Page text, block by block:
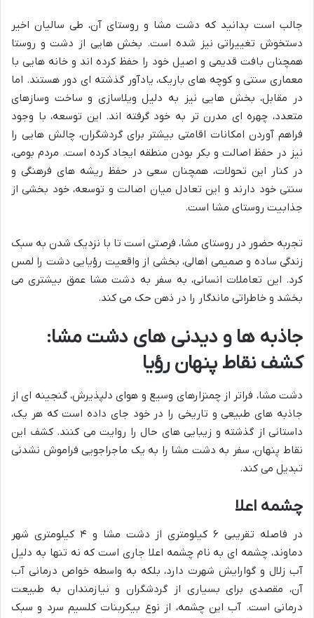
جالب است بدانید که دشت مشا و روستای آن، طی سالیان اخیر
دستخوش تغییراتی نیز شده است. بخش هایی از دشت و روستا
همچنان بافت قدیمی و اصیل خود را حفظ کرده اند و خانه هایی با
معماری سنتی و کوچه های باریک، یادآور گذشته ای دور هستند. اما
در مقابل، بخش هایی نیز به دلیل ویلاسازی و ساخت وسازهای
متعدد، چهره ای مدرن تر به خود گرفته اند. این توسعه، با وجود
فراهم آوردن امکانات اقامتی بیشتر برای گردشگران، چالش هایی را
نیز در حفظ اصالت و بکر بودن منطقه ایجاد کرده است. مردم بومی،
در کنار این تحولات، همچنان سعی در حفظ ریشه های فرهنگی و
سنتی خود دارند و این تعادل میان اصالت و توسعه، خود بخشی از
جذابیت روستای مشا است.
تجربه حضور در روستای مشا، فرصتی است تا با نزدیک شدن به سبک
زندگی ساده و صمیمی اهالی، بخشی از واقعیت رؤیایی دشت را لمس
کرد. این تعاملات انسانی، به سفر به دشت مشا عمق بیشتری می
بخشد و خاطراتی ماندگار را در ذهن حک می کند.
جاذبه ها و دیدنی های دشت مشا:
کشف نقاط پنهان رؤیا
دشت مشا، فراتر از چمنزارهای وسیع و هوای دلپذیرش، گنجینه ای از
جاذبه های طبیعی و تاریخی را در خود جای داده است که هر یک،
داستانی از گذشته و زیبایی های حال را روایت می کنند. کشف این
نقاط پنهان، سفر به دشت مشا را به یک ماجراجویی فراموش نشدنی
تبدیل می کند.
چشمه اعلا
در فاصله تقریبی ۶ کیلومتری از دشت مشا و ۴ کیلومتری شهر
دماوند، چشمه ای به نام چشمه اعلا جاری است که نه تنها به دلیل
آب زلال و گوارایش شهرت دارد، بلکه به واسطه خواص درمانی آب
آن، مقصدی برای بسیاری از گردشگران و نیازمندان به طبیعت
درمانی است. آب این چشمه، از نوع بیکربنات کلسیم سرد و سبک